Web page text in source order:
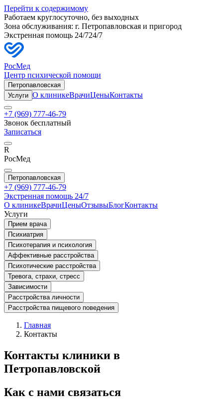
Перейти к содержимому
Работаем круглосуточно, без выходных
Зона обслуживания: г. Петропавловская и пригород
Экстренная помощь 24/724/7
РосМед
Центр психической помощи
Петропавловская
Услуги О клиникеВрачиЦеныКонтакты
+7 (969) 777-46-79
Звонок бесплатный
Записаться
R
РосМед
Петропавловская
+7 (969) 777-46-79
Экстренная помощь 24/7
О клиникеВрачиЦеныОтзывыБлогКонтакты
Услуги
Прием врача
Психиатрия
Психотерапия и психология
Аффективные расстройства
Психотические расстройства
Тревога, страхи, стресс
Зависимости
Расстройства личности
Расстройства пищевого поведения
Главная
Контакты
Контакты клиники в
Петропавловской
Как с нами связаться